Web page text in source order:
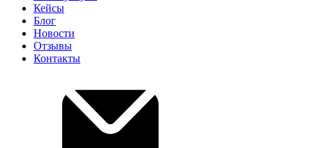
Кейсы
Блог
Новости
Отзывы
Контакты